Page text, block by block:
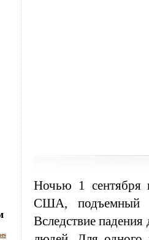
Ночью 1 сентября
США, подъемный
Вследствие падения